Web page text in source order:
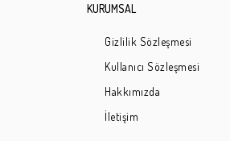
KURUMSAL
Gizlilik Sözleşmesi
Kullanıcı Sözleşmesi
Hakkımızda
İletişim